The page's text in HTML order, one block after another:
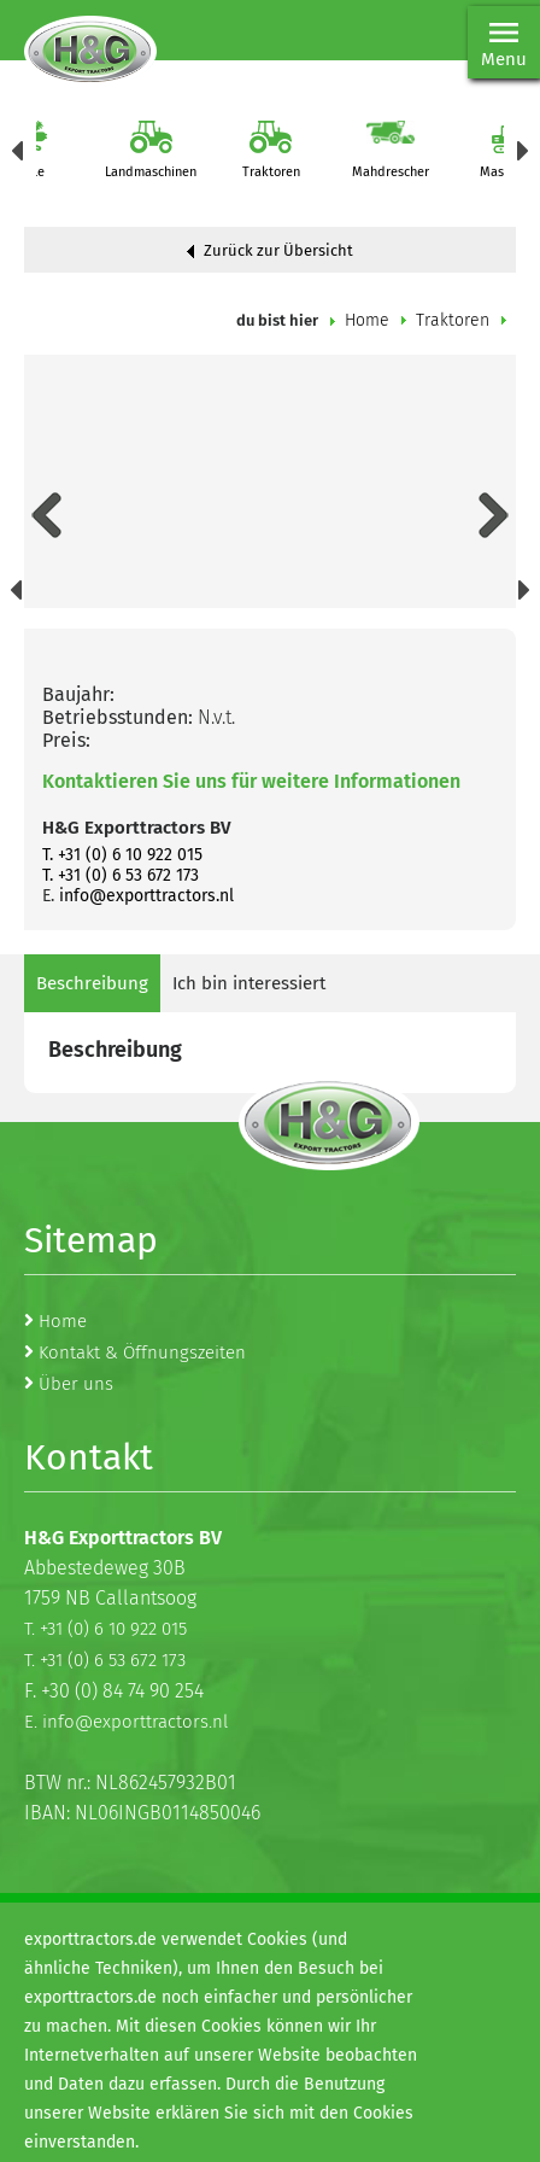
Menu
Teile Landmaschinen Traktoren Mahdrescher
Zurück zur Übersicht
du bist hier Home Traktoren
Baujahr:
Betriebsstunden: N.v.t.
Preis:
Kontaktieren Sie uns für weitere Informationen
H&G Exporttractors BV
T. +31 (0) 6 10 922 015
T. +31 (0) 6 53 672 173
E. info@exporttractors.nl
Beschreibung Ich bin interessiert
Beschreibung
Sitemap
Home
Kontakt & Öffnungszeiten
Über uns
Kontakt
H&G Exporttractors BV
Abbestedeweg 30B
1759 NB Callantsoog
T. +31 (0) 6 10 922 015
T. +31 (0) 6 53 672 173
F. +30 (0) 84 74 90 254
E. info@exporttractors.nl
BTW nr.: NL862457932B01
IBAN: NL06INGB0114850046
© 2026
H&G exporttractors
Allgemeine Geschäftsbedingungen
Privacy
exporttractors.de verwendet Cookies (und
ähnliche Techniken), um Ihnen den Besuch bei
exporttractors.de noch einfacher und persönlicher
zu machen. Mit diesen Cookies können wir Ihr
Internetverhalten auf unserer Website beobachten
und Daten dazu erfassen. Durch die Benutzung
unserer Website erklären Sie sich mit den Cookies
einverstanden.